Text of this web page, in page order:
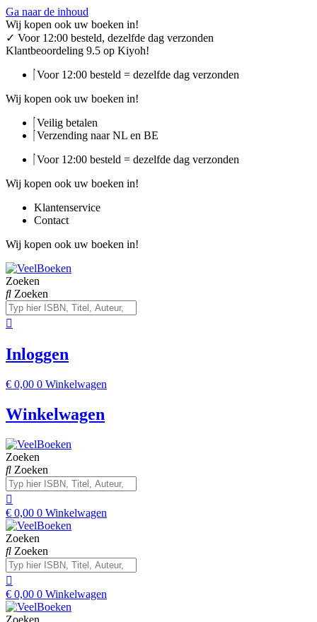
Ga naar de inhoud
Wij kopen ook uw boeken in!
✓ Voor 12:00 besteld, dezelfde dag verzonden
Klantbeoordeling 9.5 op Kiyoh!
Voor 12:00 besteld = dezelfde dag verzonden
Wij kopen ook uw boeken in!
Veilig betalen
Verzending naar NL en BE
Voor 12:00 besteld = dezelfde dag verzonden
Wij kopen ook uw boeken in!
Klantenservice
Contact
Wij kopen ook uw boeken in!
Zoeken
Zoeken
Inloggen
€ 0,00 0 Winkelwagen
Winkelwagen
Zoeken
Zoeken
€ 0,00 0 Winkelwagen
Zoeken
Zoeken
€ 0,00 0 Winkelwagen
Zoeken